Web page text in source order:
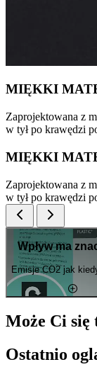
MIĘKKI
Zaprojektowana z
w tył po krawędzi
MIĘKKI
Zaprojektowana z
w tył po krawędzi
Wpływ ma
Emisje CO2 jak
Może Ci się
Ostatnio